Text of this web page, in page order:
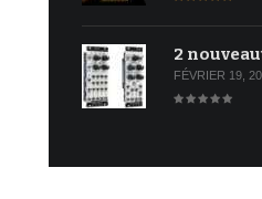
2
FÉVRIER 19,